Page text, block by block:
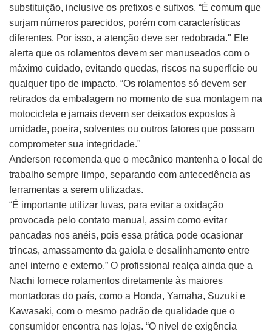
substituição, inclusive os prefixos e sufixos. “É comum que
surjam números parecidos, porém com características
diferentes. Por isso, a atenção deve ser redobrada." Ele
alerta que os rolamentos devem ser manuseados com o
máximo cuidado, evitando quedas, riscos na superfície ou
qualquer tipo de impacto. “Os rolamentos só devem ser
retirados da embalagem no momento de sua montagem na
motocicleta e jamais devem ser deixados expostos à
umidade, poeira, solventes ou outros fatores que possam
comprometer sua integridade."
Anderson recomenda que o mecânico mantenha o local de
trabalho sempre limpo, separando com antecedência as
ferramentas a serem utilizadas.
“É importante utilizar luvas, para evitar a oxidação
provocada pelo contato manual, assim como evitar
pancadas nos anéis, pois essa prática pode ocasionar
trincas, amassamento da gaiola e desalinhamento entre
anel interno e externo.” O profissional realça ainda que a
Nachi fornece rolamentos diretamente às maiores
montadoras do país, como a Honda, Yamaha, Suzuki e
Kawasaki, com o mesmo padrão de qualidade que o
consumidor encontra nas lojas. “O nível de exigência